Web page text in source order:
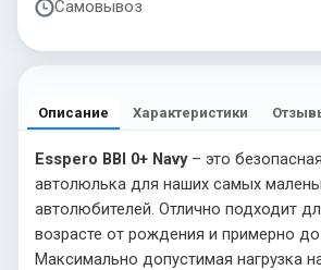
Самовывоз
Описание Характеристики
Esspero BBl 0+ Navy– это
автолюлька для наших самых
автолюбителей. Отлично подходит
возрасте от рождения и примерно до
Максимально допустимая нагрузка